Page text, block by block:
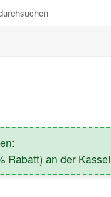
Rabatt) an der Kasse!